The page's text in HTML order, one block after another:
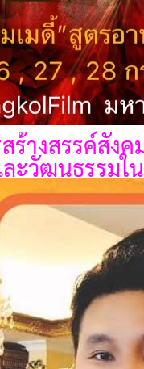
างสรรค์สัง
ะวัฒนธรรม